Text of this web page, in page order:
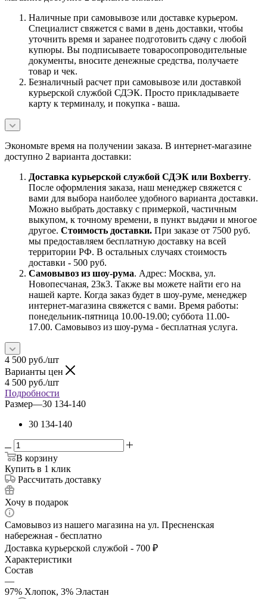
Наличные при самовывозе или доставке курьером.
Специалист свяжется с вами в день доставки, чтобы
уточнить время и заранее подготовить сдачу с любой
купюры. Вы подписываете товаросопроводительные
документы, вносите денежные средства, получаете
товар и чек.
Безналичный расчет при самовывозе или доставкой
курьерской службой СДЭК. Просто прикладываете
карту к терминалу, и покупка - ваша.
Экономьте время на получении заказа. В интернет-магазине
доступно 2 варианта доставки:
Доставка курьерской службой СДЭК или Boxberry.
После оформления заказа, наш менеджер свяжется с
вами для выбора наиболее удобного варианта доставки.
Можно выбрать доставку с примеркой, частичным
выкупом, к точному времени, в пункт выдачи и многое
другое. Стоимость доставки. При заказе от 7500 руб.
мы предоставляем бесплатную доставку на всей
территории РФ. В остальных случаях стоимость
доставки - 500 руб.
Самовывоз из шоу-рума. Адрес: Москва, ул.
Новопесчаная, 23к3. Также вы можете найти его на
нашей карте. Когда заказ будет в шоу-руме, менеджер
интернет-магазина свяжется с вами. Время работы:
понедельник-пятница 10.00-19.00; суббота 11.00-
17.00. Самовывоз из шоу-рума - бесплатная услуга.
4 500 руб./шт
Варианты цен
4 500 руб./шт
Подробности
Размер—30 134-140
30 134-140
В корзину
Купить в 1 клик
Рассчитать доставку
Хочу в подарок
Самовывоз из нашего магазина на ул. Пресненская
набережная - бесплатно
Доставка курьерской службой - 700 ₽
Характеристики
Состав
—
97% Хлопок, 3% Эластан